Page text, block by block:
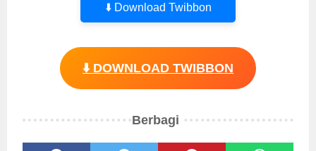
⬇️ Download Twibbon
⬇️ DOWNLOAD TWIBBON
Berbagi